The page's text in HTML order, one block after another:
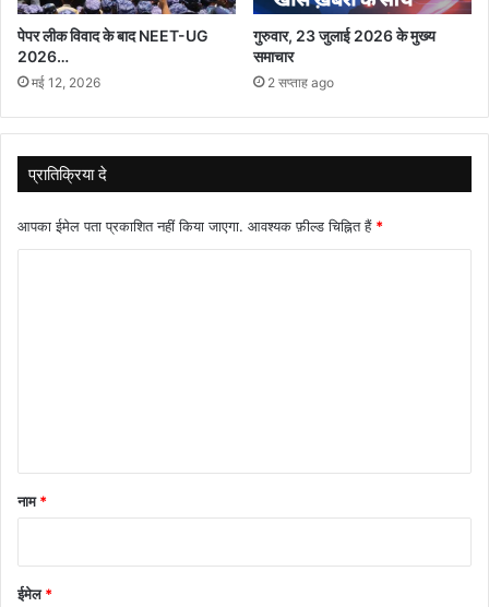
पेपर लीक विवाद के बाद NEET-UG
2026…
मई 12, 2026
गुरुवार, 23 जुलाई 2026 के मुख्य
समाचार
2 सप्ताह ago
प्रातिक्रिया दे
आपका ईमेल पता प्रकाशित नहीं किया जाएगा. आवश्यक फ़ील्ड चिह्नित हैं *
नाम*
ईमेल*